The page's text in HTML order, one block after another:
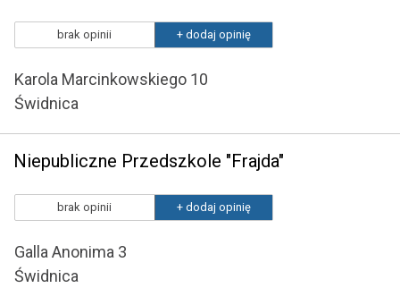
brak opinii + dodaj opinię
Karola Marcinkowskiego 10
Świdnica
Niepubliczne Przedszkole "Frajda"
brak opinii + dodaj opinię
Galla Anonima 3
Świdnica